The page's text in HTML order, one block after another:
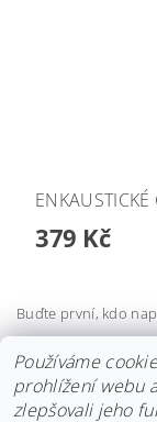
379 Kč
Buďte první, kdo
Přidat
Používáme
prohlížení webu
zlepšovali jeho